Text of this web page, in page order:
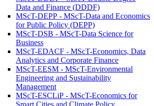
Data and Finance (DDDF)
MScT-DEPP - MScT-Data and Economics
for Public Policy (DEPP)
MScT-DSB - MScT-Data Science for
Business
MScT-EDACF - MScT-Economics, Data
Analytics and Corporate Finance
MScT-EESM - MScT-Environmental
Engineering and Sustainability
Management
MScT-ESCLiP - MScT-Economics for
Smart Cities and Climate Policy